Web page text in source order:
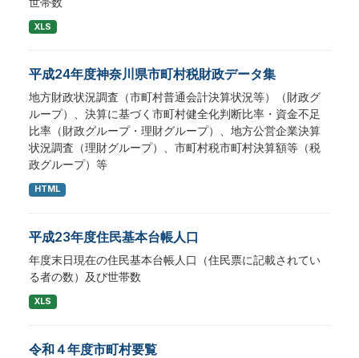
XLS
平成24年度神奈川県市町村税財政データ集
地方財政状況調査（市町村普通会計決算状況等）（財政グ
ループ）、決算に基づく市町村健全化判断比率・資金不足
比率（財政グループ・理財グループ）、地方公営企業決算
状況調査（理財グループ）、市町村税市町村決算額等（税
政グループ）等
HTML
平成23年度住民基本台帳人口
年度末日現在の住民基本台帳人口（住民票に記載されてい
る者の数）及び世帯数
XLS
令和４年度市町村要覧